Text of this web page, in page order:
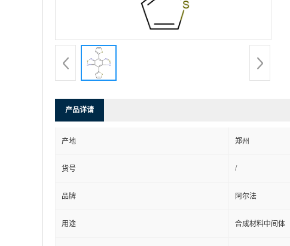
产品详请
产地 郑州
货号 /
品牌 阿尔法
用途 合成材料中间体